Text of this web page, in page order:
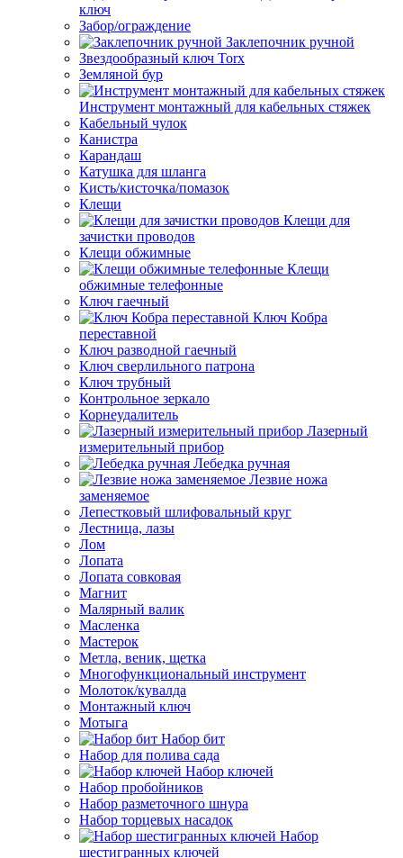
ключ
Забор/ограждение
Заклепочник ручной
Звездообразный ключ Torx
Земляной бур
Инструмент монтажный для кабельных стяжек
Кабельный чулок
Канистра
Карандаш
Катушка для шланга
Кисть/кисточка/помазок
Клещи
Клещи для
зачистки проводов
Клещи обжимные
Клещи
обжимные телефонные
Ключ гаечный
Ключ Кобра
переставной
Ключ разводной гаечный
Ключ сверлильного патрона
Ключ трубный
Контрольное зеркало
Корнеудалитель
Лазерный
измерительный прибор
Лебедка ручная
Лезвие ножа
заменяемое
Лепестковый шлифовальный круг
Лестница, лазы
Лом
Лопата
Лопата совковая
Магнит
Малярный валик
Масленка
Мастерок
Метла, веник, щетка
Многофункциональный инструмент
Молоток/кувалда
Монтажный ключ
Мотыга
Набор бит
Набор для полива сада
Набор ключей
Набор пробойников
Набор разметочного шнура
Набор торцевых насадок
Набор
шестигранных ключей